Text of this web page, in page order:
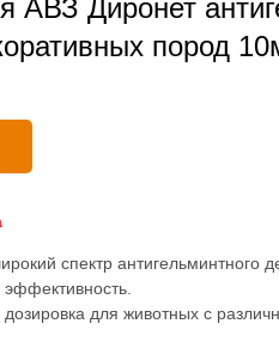
АВЗ Диронет
пород
спектр антигельминтного
для животных с